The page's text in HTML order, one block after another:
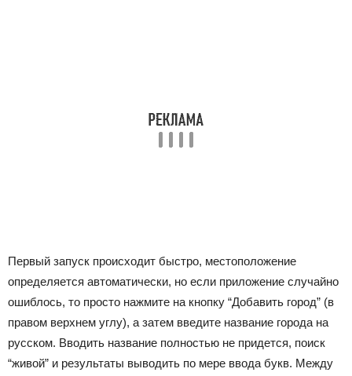
Первый запуск происходит быстро, местоположение
определяется автоматически, но если приложение случайно
ошиблось, то просто нажмите на кнопку “Добавить город” (в
правом верхнем углу), а затем введите название города на
русском. Вводить название полностью не придется, поиск
“живой” и результаты выводить по мере ввода букв. Между